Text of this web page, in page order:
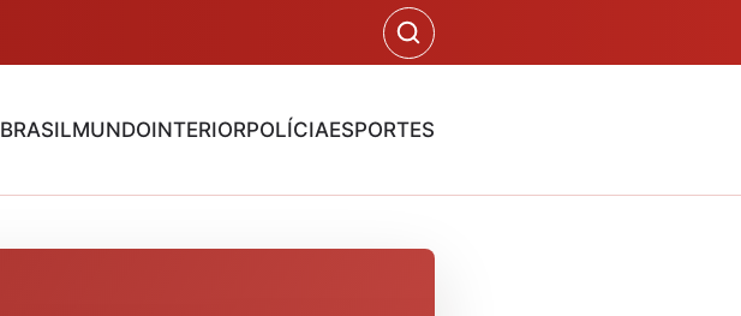
BRASILMUNDOINTERIORPOLÍCIAESPORTES